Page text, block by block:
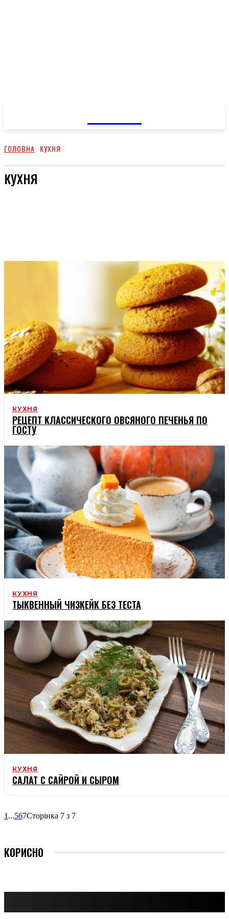
ГОЛОВНА КУХНЯ
КУХНЯ
КУХНЯ
РЕЦЕПТ КЛАССИЧЕСКОГО ОВСЯНОГО ПЕЧЕНЬЯ ПО
ГОСТУ
КУХНЯ
ТЫКВЕННЫЙ ЧИЗКЕЙК БЕЗ ТЕСТА
КУХНЯ
САЛАТ С САЙРОЙ И СЫРОМ
1 ...567Сторінка 7 з 7
КОРИСНО